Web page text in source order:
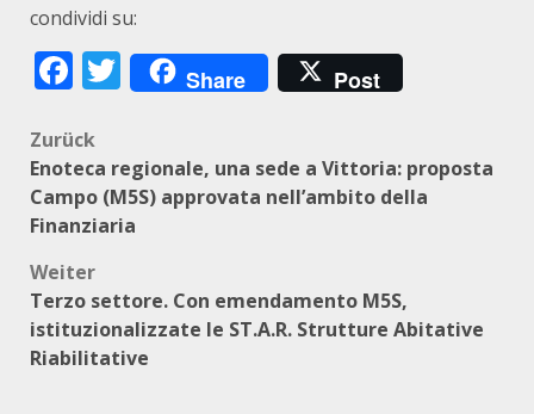
condividi su:
Facebook
Twitter
Share Post
Beitragsnavigation
Zurück
Enoteca regionale, una sede a Vittoria: proposta
Campo (M5S) approvata nell’ambito della
Finanziaria
Weiter
Terzo settore. Con emendamento M5S,
istituzionalizzate le ST.A.R. Strutture Abitative
Riabilitative